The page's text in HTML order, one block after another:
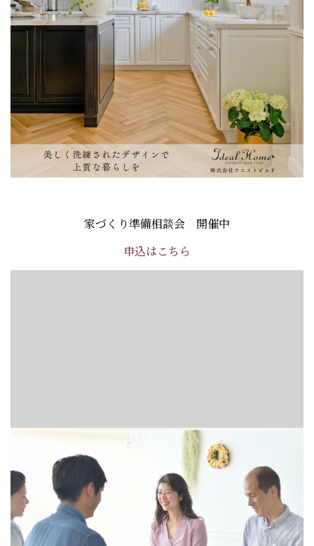
家づくり準備相談会 開催中
申込はこちら